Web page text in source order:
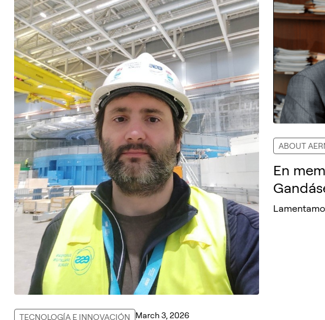
TECNOLOGÍA E INNOVACIÓN March 3, 2026
ABOUT
En